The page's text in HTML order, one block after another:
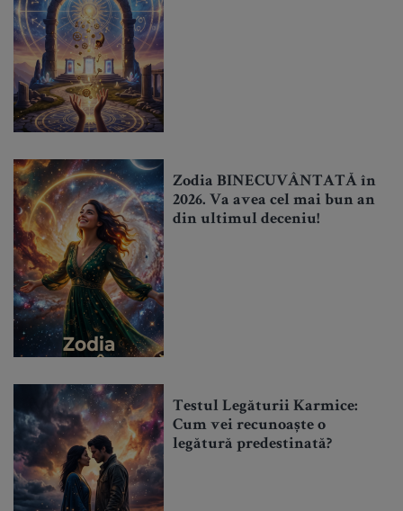
Zodia BINECUVÂNTATĂ în
2026. Va avea cel mai bun an
din ultimul deceniu!
Testul Legăturii Karmice:
Cum vei recunoaște o
legătură predestinată?